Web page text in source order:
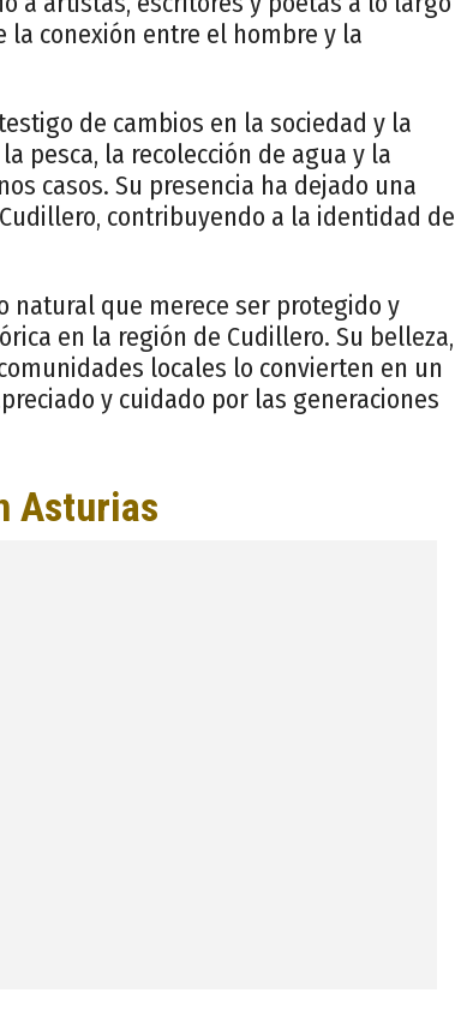
conexión entre el hombre y la
de cambios en la sociedad y la
pesca, la recolección de agua y la
casos. Su presencia ha dejado una
contribuyendo a la identidad de
natural que merece ser protegido y
en la región de Cudillero. Su belleza,
locales lo convierten en un
y cuidado por las generaciones